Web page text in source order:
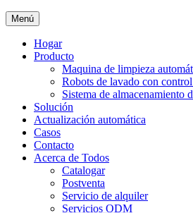
Menú
Hogar
Producto
Maquina de limpieza
Robots de lavado con
Sistema de almacenamiento
Solución
Actualización automática
Casos
Contacto
Acerca de Todos
Catalogar
Postventa
Servicio de alquiler
Servicios ODM